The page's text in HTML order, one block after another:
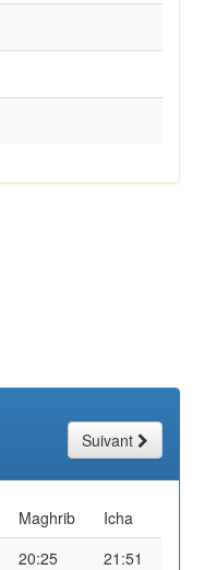
Suivant
Maghrib
Icha
20:25
21:51